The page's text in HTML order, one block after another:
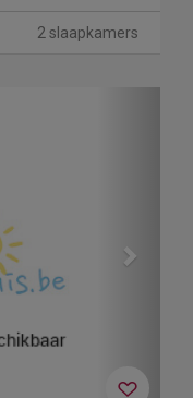
2 slaapkamers